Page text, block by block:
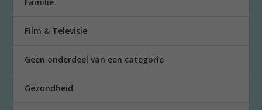
Film & Televisie
Geen onderdeel van een categorie
Gezondheid